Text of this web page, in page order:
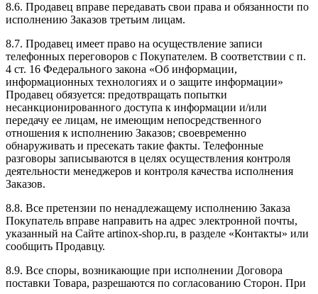
8.6. Продавец вправе передавать свои права и обязанности по
исполнению Заказов третьим лицам.
8.7. Продавец имеет право на осуществление записи
телефонных переговоров с Покупателем. В соответствии с п.
4 ст. 16 Федерального закона «Об информации,
информационных технологиях и о защите информации»
Продавец обязуется: предотвращать попытки
несанкционированного доступа к информации и/или
передачу ее лицам, не имеющим непосредственного
отношения к исполнению Заказов; своевременно
обнаруживать и пресекать такие факты. Телефонные
разговоры записываются в целях осуществления контроля
деятельности менеджеров и контроля качества исполнения
Заказов.
8.8. Все претензии по ненадлежащему исполнению Заказа
Покупатель вправе направить на адрес электронной почты,
указанный на Сайте artinox-shop.ru, в разделе «Контакты» или
сообщить Продавцу.
8.9. Все споры, возникающие при исполнении Договора
поставки Товара, разрешаются по согласованию Сторон. При